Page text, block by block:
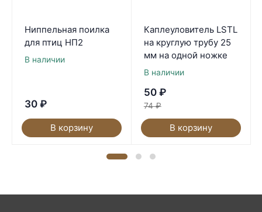
Ниппельная поилка
для птиц НП2
В наличии
30 ₽
В корзину
Каплеуловитель LSTL
на круглую трубу 25
мм на одной ножке
В наличии
50 ₽
74 ₽
В корзину